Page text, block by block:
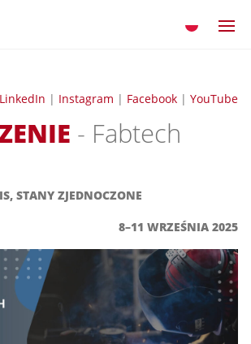
LinkedIn | Instagram | Facebook | YouTube
- Fabtech
STANY ZJEDNOCZONE
8–11 WRZEŚNIA 2025